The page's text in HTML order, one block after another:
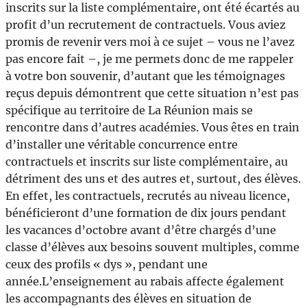
inscrits sur la liste complémentaire, ont été écartés au
profit d’un recrutement de contractuels. Vous aviez
promis de revenir vers moi à ce sujet – vous ne l’avez
pas encore fait –, je me permets donc de me rappeler
à votre bon souvenir, d’autant que les témoignages
reçus depuis démontrent que cette situation n’est pas
spécifique au territoire de La Réunion mais se
rencontre dans d’autres académies. Vous êtes en train
d’installer une véritable concurrence entre
contractuels et inscrits sur liste complémentaire, au
détriment des uns et des autres et, surtout, des élèves.
En effet, les contractuels, recrutés au niveau licence,
bénéficieront d’une formation de dix jours pendant
les vacances d’octobre avant d’être chargés d’une
classe d’élèves aux besoins souvent multiples, comme
ceux des profils « dys », pendant une
année.L’enseignement au rabais affecte également
les accompagnants des élèves en situation de